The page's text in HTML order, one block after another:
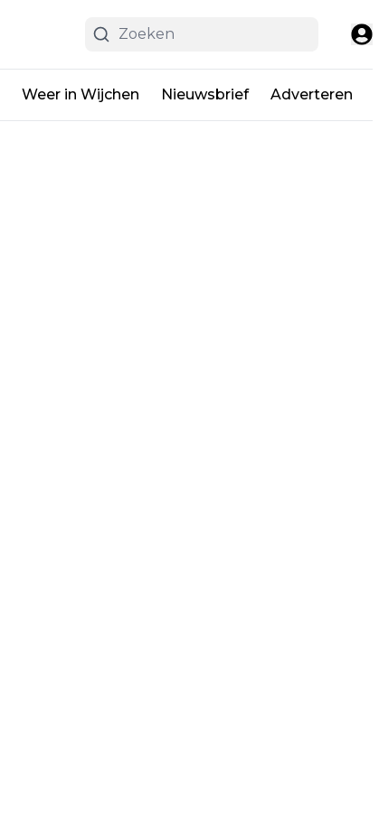
Weer in Wijchen Nieuwsbrief Adverteren